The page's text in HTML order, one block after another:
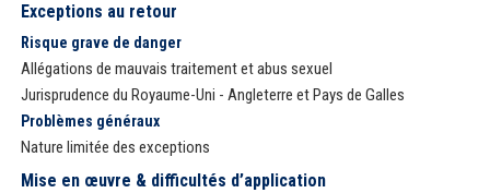
Exceptions au retour
Risque grave de danger
Allégations de mauvais traitement et abus sexuel
Jurisprudence du Royaume-Uni - Angleterre et Pays de Galles
Problèmes généraux
Nature limitée des exceptions
Mise en œuvre & difficultés d’application